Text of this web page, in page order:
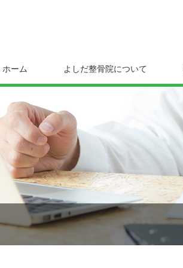
ホーム よしだ整骨院について